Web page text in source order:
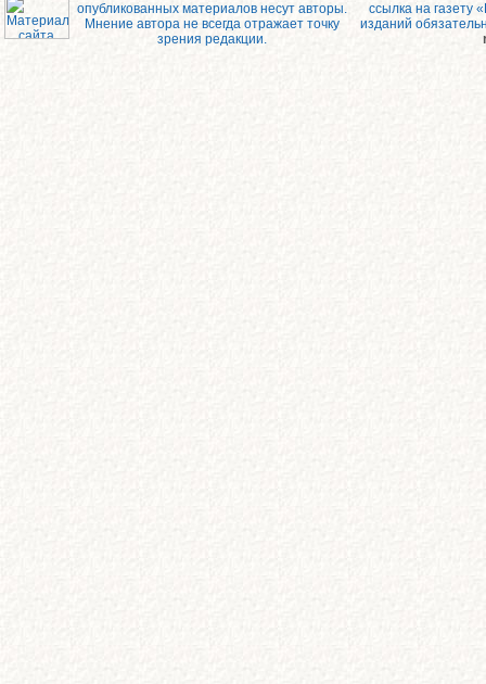
опубликованных материалов несут авторы.
Мнение автора не всегда отражает точку
зрения редакции.
ссылка на газету
изданий